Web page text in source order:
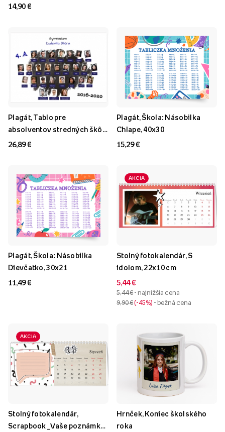
14,90 €
Plagát, Tablo pre
absolventov stredných škôl ,
70x50
26,89 €
Plagát, Škola: Násobilka
Chlape, 40x30
15,29 €
Plagát, Škola: Násobilka
Dievčatko, 30x21
11,49 €
AKCIA
Stolný fotokalendár, S
idolom, 22x10 cm
5,44 €
5,44 € - najnižšia cena
9,90 € -45% - bežná cena
AKCIA
Stolný fotokalendár,
Scrapbook _Vaše poznámky,
Hrnček, Koniec školského
roka